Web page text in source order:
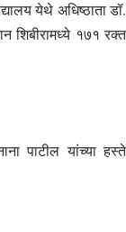
येथे अधिष्ठाता डॉ.
शिबीरामध्ये १७१ रक्त
पाटील यांच्या हस्ते